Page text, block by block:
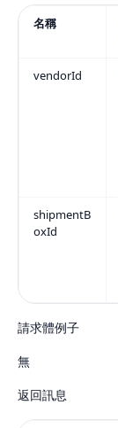
名稱
vendorId
shipmentB
oxId
請求體例子
無
返回訊息